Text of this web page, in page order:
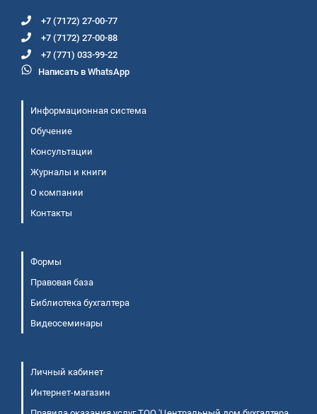
+7 (7172) 27-00-77
+7 (7172) 27-00-88
+7 (771) 033-99-22
Написать в WhatsApp
Информационная система
Обучение
Консультации
Журналы и книги
О компании
Контакты
Формы
Правовая база
Библиотека бухгалтера
Видеосеминары
Личный кабинет
Интернет-магазин